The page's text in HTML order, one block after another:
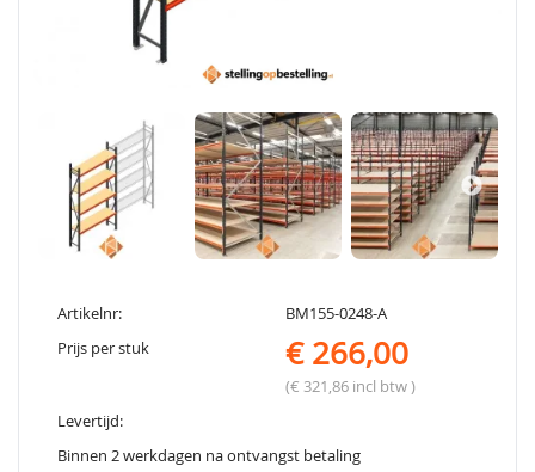
Artikelnr:
BM155-0248-A
Prijs per stuk
€ 266,00
(€ 321,86 incl btw )
Levertijd:
Binnen 2 werkdagen na ontvangst betaling